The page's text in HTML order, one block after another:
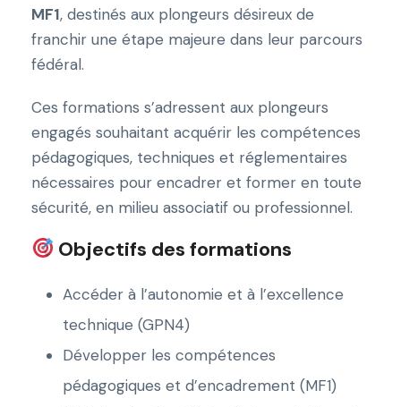
MF1, destinés aux plongeurs désireux de
franchir une étape majeure dans leur parcours
fédéral.
Ces formations s’adressent aux plongeurs
engagés souhaitant acquérir les compétences
pédagogiques, techniques et réglementaires
nécessaires pour encadrer et former en toute
sécurité, en milieu associatif ou professionnel.
Objectifs des formations
Accéder à l’autonomie et à l’excellence
technique (GPN4)
Développer les compétences
pédagogiques et d’encadrement (MF1)